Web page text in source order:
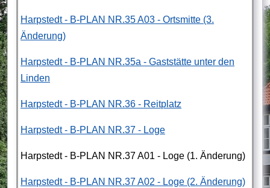
Harpstedt - B-PLAN NR.35 A03 - Ortsmitte (3.
Änderung)
Harpstedt - B-PLAN NR.35a - Gaststätte unter den
Linden
Harpstedt - B-PLAN NR.36 - Reitplatz
Harpstedt - B-PLAN NR.37 - Loge
Harpstedt - B-PLAN NR.37 A01 - Loge (1. Änderung)
Harpstedt - B-PLAN NR.37 A02 - Loge (2. Änderung)